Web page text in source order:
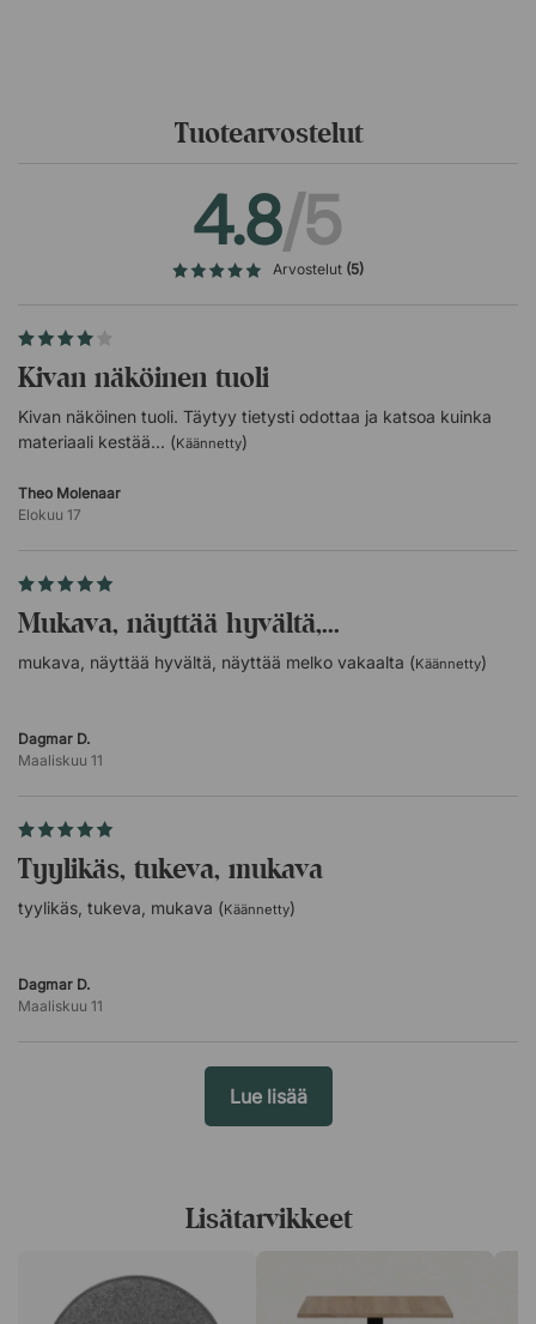
Tuotearvostelut
4.8/5
Arvostelut (5)
Kivan näköinen tuoli
Kivan näköinen tuoli. Täytyy tietysti odottaa ja katsoa kuinka
materiaali kestää... (Käännetty)
Theo Molenaar
Elokuu 17
mukava, näyttää hyvältä,...
mukava, näyttää hyvältä, näyttää melko vakaalta (Käännetty)
Dagmar D.
Maaliskuu 11
tyylikäs, tukeva, mukava
tyylikäs, tukeva, mukava (Käännetty)
Dagmar D.
Maaliskuu 11
Lue lisää
Lisätarvikkeet